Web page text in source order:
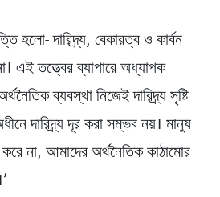
হলো- দারিদ্র্য, বেকারত্ব ও কার্বন
এই তত্ত্বের ব্যাপারে অধ্যাপক
ব্যবস্থা নিজেই দারিদ্র্য সৃষ্টি
দারিদ্র্য দূর করা সম্ভব নয়। মানুষ
না, আমাদের অর্থনৈতিক কাঠামোর